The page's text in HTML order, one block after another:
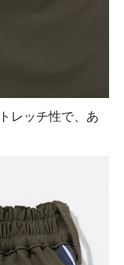
レッチ性で、あ